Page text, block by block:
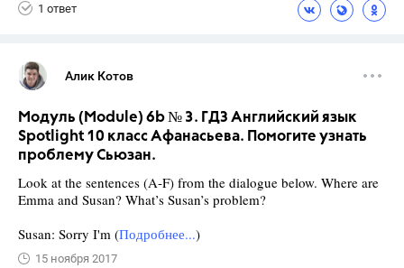
1 ответ
Алик Котов
Модуль (Module) 6b № 3. ГДЗ Английский язык
Spotlight 10 класс Афанасьева. Помогите узнать
проблему Сьюзан.
Look at the sentences (A-F) from the dialogue below. Where are
Emma and Susan? What’s Susan’s problem?
Susan: Sorry I'm (Подробнее...)
15 ноября 2017